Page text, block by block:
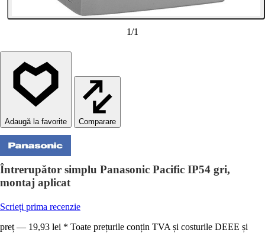
1/1
Comparare
Întrerupător simplu Panasonic Pacific IP54 gri,
montaj aplicat
Scrieți prima recenzie
preț — 19,93 lei * Toate prețurile conțin TVA și costurile DEEE și